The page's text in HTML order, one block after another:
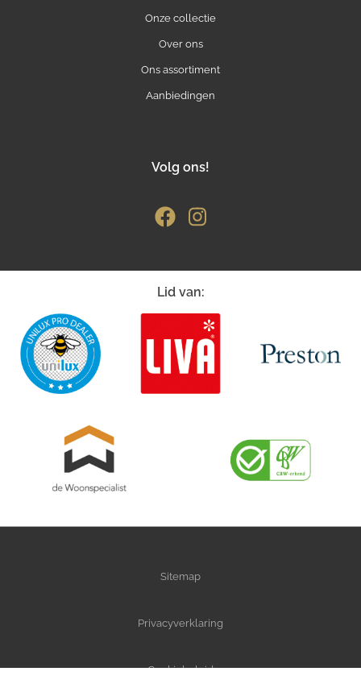
Onze collectie
Over ons
Ons assortiment
Aanbiedingen
Volg ons!
Lid van:
Sitemap
Privacyverklaring
Cookiebeleid